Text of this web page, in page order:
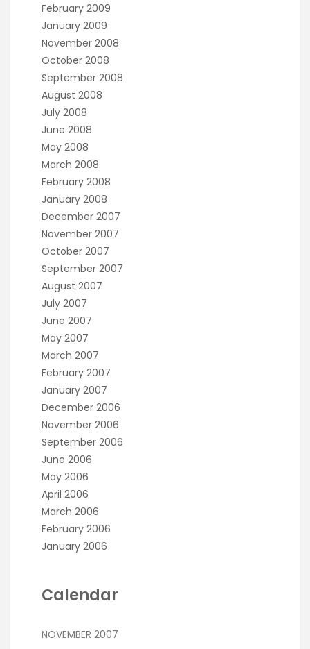
February 2009
January 2009
November 2008
October 2008
September 2008
August 2008
July 2008
June 2008
May 2008
March 2008
February 2008
January 2008
December 2007
November 2007
October 2007
September 2007
August 2007
July 2007
June 2007
May 2007
March 2007
February 2007
January 2007
December 2006
November 2006
September 2006
June 2006
May 2006
April 2006
March 2006
February 2006
January 2006
Calendar
NOVEMBER 2007